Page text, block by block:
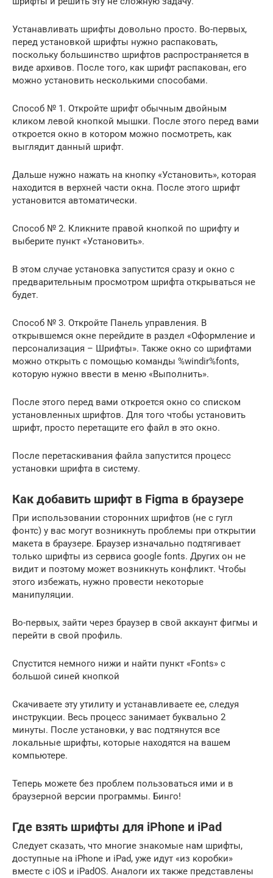
Устанавливать шрифты довольно просто. Во-первых,
перед установкой шрифты нужно распаковать,
поскольку большинство шрифтов распространяется в
виде архивов. После того, как шрифт распакован, его
можно установить несколькими способами.
Способ № 1. Откройте шрифт обычным двойным
кликом левой кнопкой мышки. После этого перед вами
откроется окно в котором можно посмотреть, как
выглядит данный шрифт.
Дальше нужно нажать на кнопку «Установить», которая
находится в верхней части окна. После этого шрифт
установится автоматически.
Способ № 2. Кликните правой кнопкой по шрифту и
выберите пункт «Установить».
В этом случае установка запустится сразу и окно с
предварительным просмотром шрифта открываться не
будет.
Способ № 3. Откройте Панель управления. В
открывшемся окне перейдите в раздел «Оформление и
персонализация – Шрифты». Также окно со шрифтами
можно открыть с помощью команды %windir%fonts,
которую нужно ввести в меню «Выполнить».
После этого перед вами откроется окно со списком
установленных шрифтов. Для того чтобы установить
шрифт, просто перетащите его файл в это окно.
После перетаскивания файла запустится процесс
установки шрифта в систему.
Как добавить шрифт в Figma в браузере
При использовании сторонних шрифтов (не с гугл
фонтс) у вас могут возникнуть проблемы при открытии
макета в браузере. Браузер изначально подтягивает
только шрифты из сервиса google fonts. Других он не
видит и поэтому может возникнуть конфликт. Чтобы
этого избежать, нужно провести некоторые
манипуляции.
Во-первых, зайти через браузер в свой аккаунт фигмы и
перейти в свой профиль.
Спустится немного нижи и найти пункт «Fonts» с
большой синей кнопкой
Скачиваете эту утилиту и устанавливаете ее, следуя
инструкции. Весь процесс занимает буквально 2
минуты. После установки, у вас подтянутся все
локальные шрифты, которые находятся на вашем
компьютере.
Теперь можете без проблем пользоваться ими и в
браузерной версии программы. Бинго!
Где взять шрифты для iPhone и iPad
Следует сказать, что многие знакомые нам шрифты,
доступные на iPhone и iPad, уже идут «из коробки»
вместе с iOS и iPadOS. Аналоги их также представлены